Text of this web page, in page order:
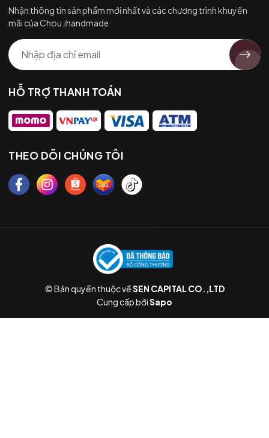
Nhận thông tin sản phẩm mới nhất và các chương trình khuyến
mãi của Chou.ihandmade
HỖ TRỢ THANH TOÁN
THEO DÕI CHÚNG TÔI
© Bản quyền thuộc vềSEN CAPITAL CO.,LTD
Cung cấp bởiSapo